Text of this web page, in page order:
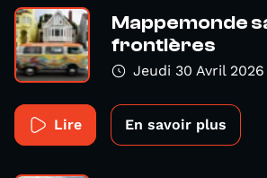
Mappemonde
frontières
Jeudi 30 Avril 2026
Lire En savoir plus